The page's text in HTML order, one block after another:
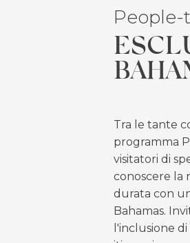
People-
Tra le tante
programma
visitatori di
conoscere la
durata con
Bahamas.
l'inclusione